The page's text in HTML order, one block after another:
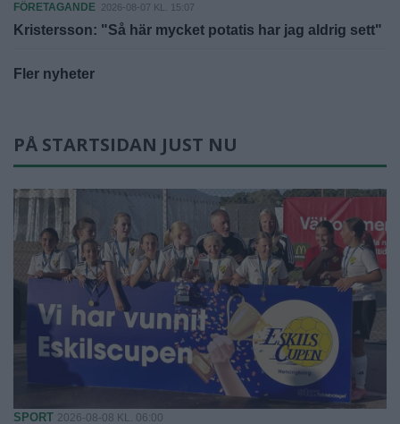
FÖRETAGANDE 2026-08-07 KL. 15:07
Kristersson: "Så här mycket potatis har jag aldrig sett"
Fler nyheter
PÅ STARTSIDAN JUST NU
SPORT 2026-08-08 KL. 06:00